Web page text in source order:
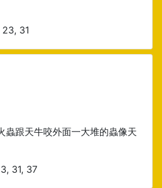
31
蟲跟天牛咬外面一大堆的蟲像天
31, 37